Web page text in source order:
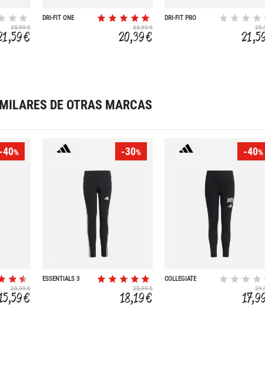
35,99 €
€
DRI-FIT ONE
33,99 €
20,39 €
DRI-FIT PRO
DE OTRAS MARCAS
-40%
25,99 €
€
-30%
ESSENTIALS 3
25,99 €
18,19 €
-40%
COLLEGIATE